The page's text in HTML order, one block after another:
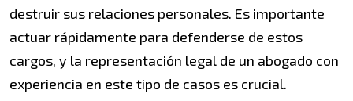
destruir sus relaciones personales. Es importante
actuar rápidamente para defenderse de estos
cargos, y la representación legal de un abogado con
experiencia en este tipo de casos es crucial.